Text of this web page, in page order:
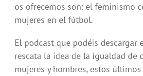
os ofrecemos son: el feminismo
mujeres en el fútbol.
El podcast que podéis descargar
rescata la idea de la igualdad de
mujeres y hombres, estos